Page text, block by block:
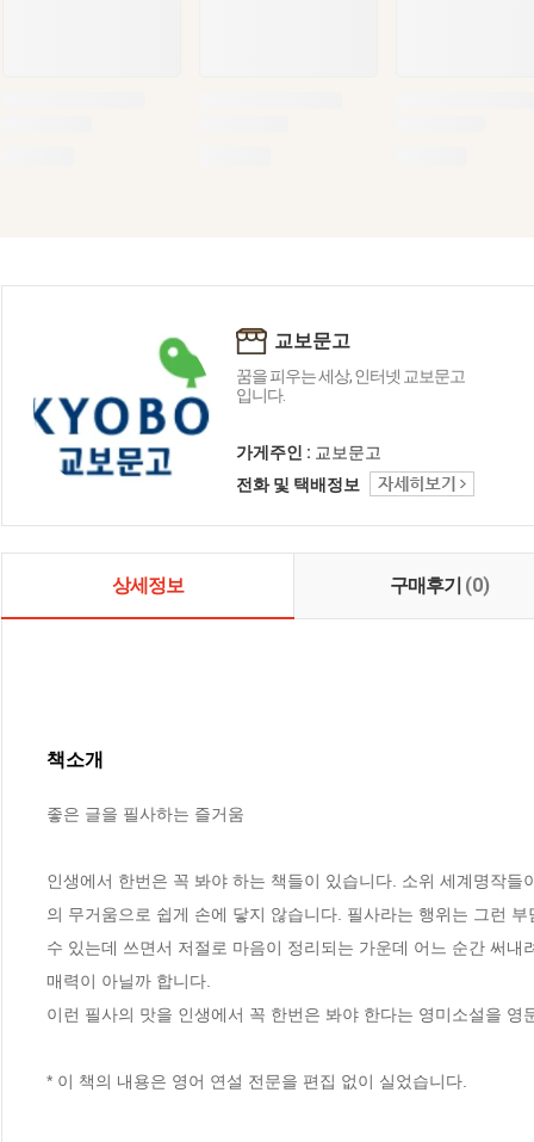
교보문고
꿈을 피우는 세상, 인터넷 교보문고
입니다.
가게주인 : 교보문고
전화 및 택배정보
상세정보 구매후기 (0)
책소개
좋은 글을 필사하는 즐거움
인생에서 한번은 꼭 봐야 하는 책들이 있습니다. 소위 세계명작
의 무거움으로 쉽게 손에 닿지 않습니다. 필사라는 행위는 그런
수 있는데 쓰면서 저절로 마음이 정리되는 가운데 어느 순간 써
매력이 아닐까 합니다.
이런 필사의 맛을 인생에서 꼭 한번은 봐야 한다는 영미소설을
* 이 책의 내용은 영어 연설 전문을 편집 없이 실었습니다.